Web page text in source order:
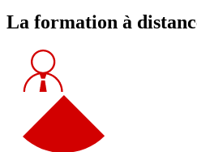
La formation à